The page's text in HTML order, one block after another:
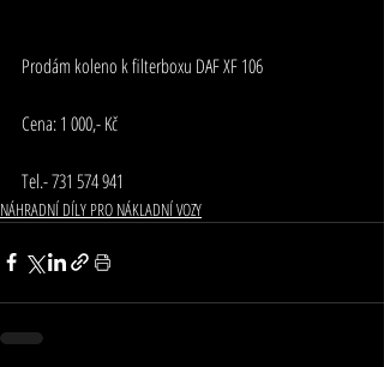
Prodám koleno k filterboxu DAF XF 106
Cena: 1 000,- Kč
Tel.- 731 574 941
NÁHRADNÍ DÍLY PRO NÁKLADNÍ VOZY